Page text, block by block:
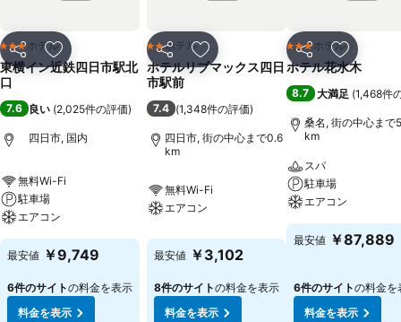
シェア お気に入りに追加
3 ホテルのランク
ホテル
東横イン近鉄四日市駅北
口
7.6 良い (2,025件の評価)
四日市, 国内
無料Wi-Fi
駐車場
エアコン
最安値 ￥9,749
6件のサイトの料金を表示
料金を表示
シェア お気に入りに追加
2 ホテルのランク
ホテル
ホテルリブマックス四日
市駅前
7.4 (1,348件の評価)
四日市, 街の中心まで0.6
km
無料Wi-Fi
エアコン
最安値 ￥3,102
8件のサイトの料金を表示
料金を表示
シェア お気に入
3 ホテルのランク
ホテル
ホテル花水木
8.7 大満足 (1,468件
桑名, 街の中心まで
km
スパ
駐車場
エアコン
最安値 ￥87,889
6件のサイトの料金を
料金を表示